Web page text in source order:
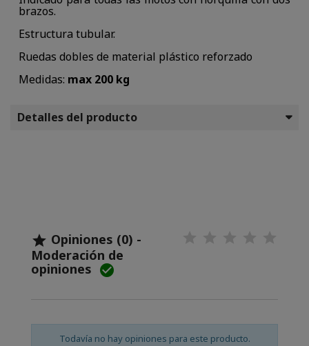
brazos.
Estructura tubular.
Ruedas dobles de material plástico reforzado
Medidas: max 200 kg
Detalles del producto
 Opiniones (0) -
Moderación de
opiniones 
Todavía no hay opiniones para este producto.